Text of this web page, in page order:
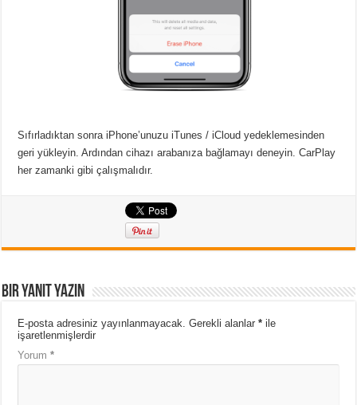
Sıfırladıktan sonra iPhone’unuzu iTunes / iCloud yedeklemesinden
geri yükleyin. Ardından cihazı arabanıza bağlamayı deneyin. CarPlay
her zamanki gibi çalışmalıdır.
Bir yanıt yazın
E-posta adresiniz yayınlanmayacak. Gerekli alanlar* ile
işaretlenmişlerdir
Yorum*